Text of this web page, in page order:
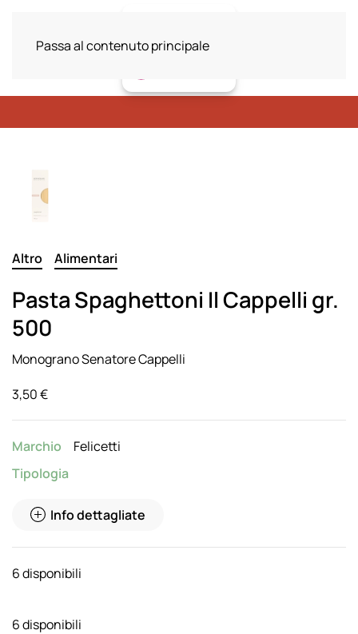
Passa al contenuto principale
Altro Alimentari
Pasta Spaghettoni Il Cappelli gr.
500
Monograno Senatore Cappelli
3,50€
Marchio
Felicetti
Tipologia
Info dettagliate
6 disponibili
6 disponibili